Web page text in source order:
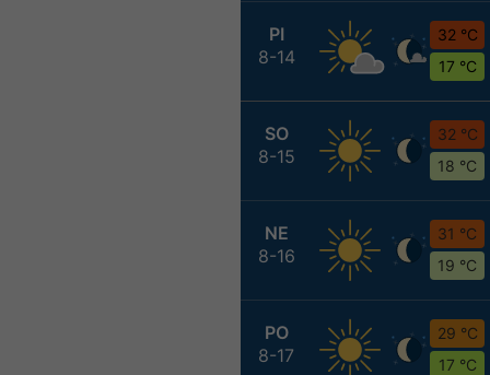
PI
8-14
32 °C
17 °C
SO
8-15
32 °C
18 °C
NE
8-16
31 °C
19 °C
PO
8-17
29 °C
17 °C